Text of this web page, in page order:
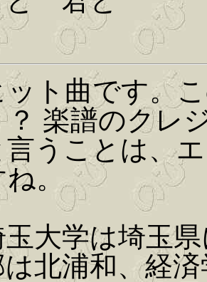
ット曲です。
？ 楽譜のクレ
うことは、
ね。
大学は埼玉
北浦和、経